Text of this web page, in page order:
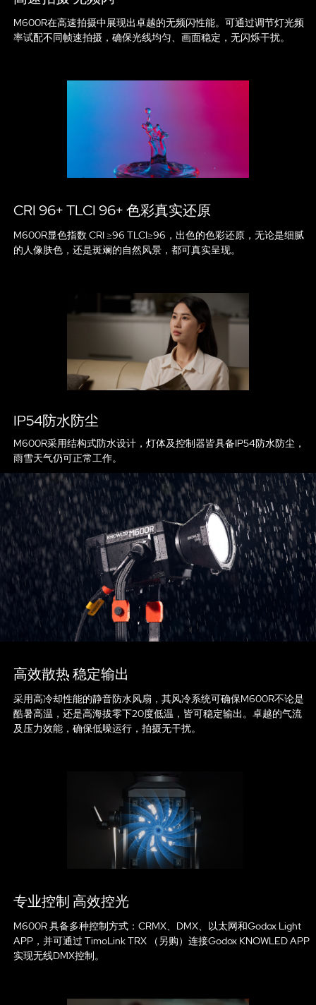
M600R在高速拍摄中展现出卓越的无频闪性能。可通过调节灯光频
率试配不同帧速拍摄，确保光线均匀、画面稳定，无闪烁干扰。
CRI 96+ TLCI 96+ 色彩真实还原
M600R显色指数 CRI ≥96 TLCI≥96，出色的色彩还原，无论是细腻
的人像肤色，还是斑斓的自然风景，都可真实呈现。
IP54防水防尘
M600R采用结构式防水设计，灯体及控制器皆具备IP54防水防尘，
雨雪天气仍可正常工作。
高效散热 稳定输出
采用高冷却性能的静音防水风扇，其风冷系统可确保M600R不论是
酷暑高温，还是高海拔零下20度低温，皆可稳定输出。卓越的气流
及压力效能，确保低噪运行，拍摄无干扰。
专业控制 高效控光
M600R 具备多种控制方式：CRMX、DMX、以太网和Godox Light
APP，并可通过 TimoLink TRX （另购）连接Godox KNOWLED APP
实现无线DMX控制。